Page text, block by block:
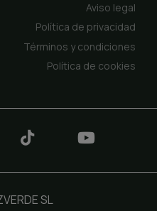
Aviso legal
Política de privacidad
Términos y condiciones
Política de cookies
SL